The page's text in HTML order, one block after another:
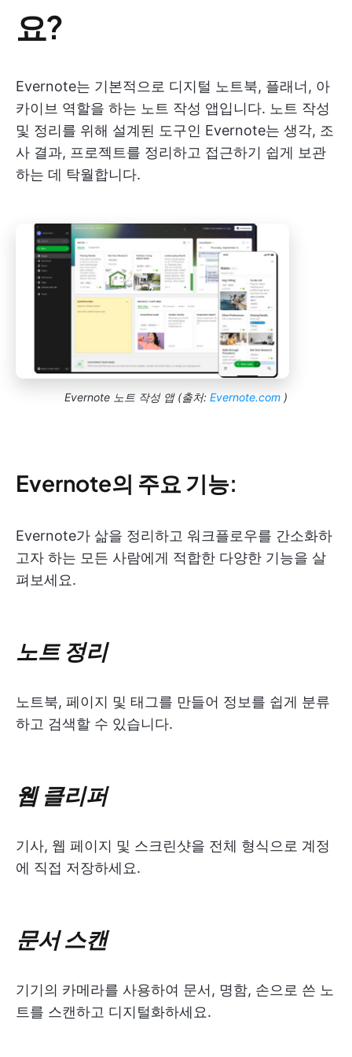
요?
Evernote는 기본적으로 디지털 노트북, 플래너, 아
카이브 역할을 하는 노트 작성 앱입니다. 노트 작성
및 정리를 위해 설계된 도구인 Evernote는 생각, 조
사 결과, 프로젝트를 정리하고 접근하기 쉽게 보관
하는 데 탁월합니다.
Evernote 노트 작성 앱 (출처: Evernote.com )
Evernote의 주요 기능:
Evernote가 삶을 정리하고 워크플로우를 간소화하
고자 하는 모든 사람에게 적합한 다양한 기능을 살
펴보세요.
노트 정리
노트북, 페이지 및 태그를 만들어 정보를 쉽게 분류
하고 검색할 수 있습니다.
웹 클리퍼
기사, 웹 페이지 및 스크린샷을 전체 형식으로 계정
에 직접 저장하세요.
문서 스캔
기기의 카메라를 사용하여 문서, 명함, 손으로 쓴 노
트를 스캔하고 디지털화하세요.